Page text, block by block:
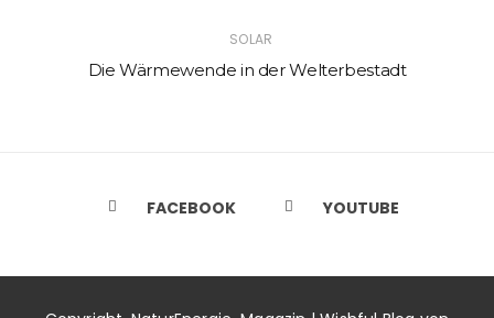
SOLAR
Die Wärmewende in der Welterbestadt
FACEBOOK YOUTUBE